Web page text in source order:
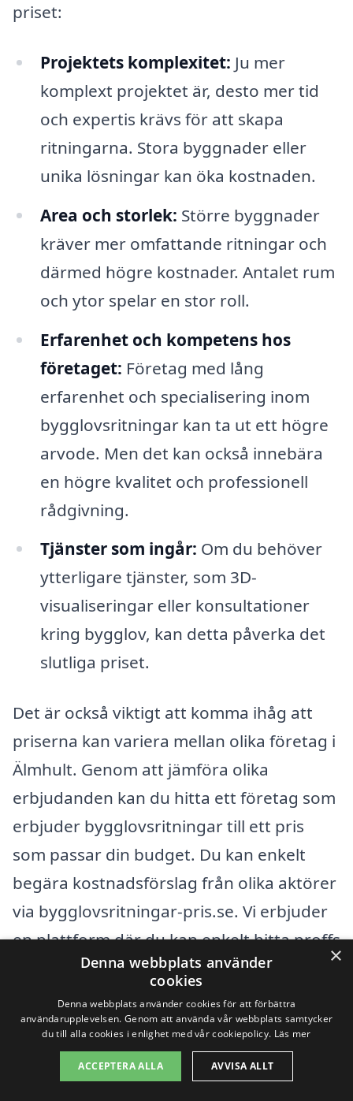
priset:
Projektets komplexitet: Ju mer
komplext projektet är, desto mer tid
och expertis krävs för att skapa
ritningarna. Stora byggnader eller
unika lösningar kan öka kostnaden.
Area och storlek: Större byggnader
kräver mer omfattande ritningar och
därmed högre kostnader. Antalet rum
och ytor spelar en stor roll.
Erfarenhet och kompetens hos
företaget: Företag med lång
erfarenhet och specialisering inom
bygglovsritningar kan ta ut ett högre
arvode. Men det kan också innebära
en högre kvalitet och professionell
rådgivning.
Tjänster som ingår: Om du behöver
ytterligare tjänster, som 3D-
visualiseringar eller konsultationer
kring bygglov, kan detta påverka det
slutliga priset.
Det är också viktigt att komma ihåg att
priserna kan variera mellan olika företag i
Älmhult. Genom att jämföra olika
erbjudanden kan du hitta ett företag som
erbjuder bygglovsritningar till ett pris
som passar din budget. Du kan enkelt
begära kostnadsförslag från olika aktörer
via bygglovsritningar-pris.se. Vi erbjuder
en plattform där du kan enkelt hitta proffs
som specialiserar sig på bygglovsritningar
i ditt närområde.
Genom att använda vår tjänst får du en
snabb överblick över konkurrerande
×
Denna webbplats använder
cookies
Denna webbplats använder cookies för att förbättra
användarupplevelsen. Genom att använda vår webbplats samtycker
du till alla cookies i enlighet med vår cookiepolicy. Läs mer
ACCEPTERA ALLA AVVISA ALLT